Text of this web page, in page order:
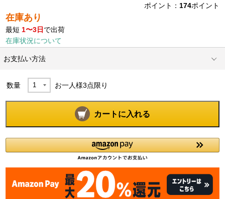
ポイント： 174ポイント
在庫あり
最短 1〜3日 で出荷
在庫状況について
お支払い方法
数量 お一人様3点限り
カートに入れる